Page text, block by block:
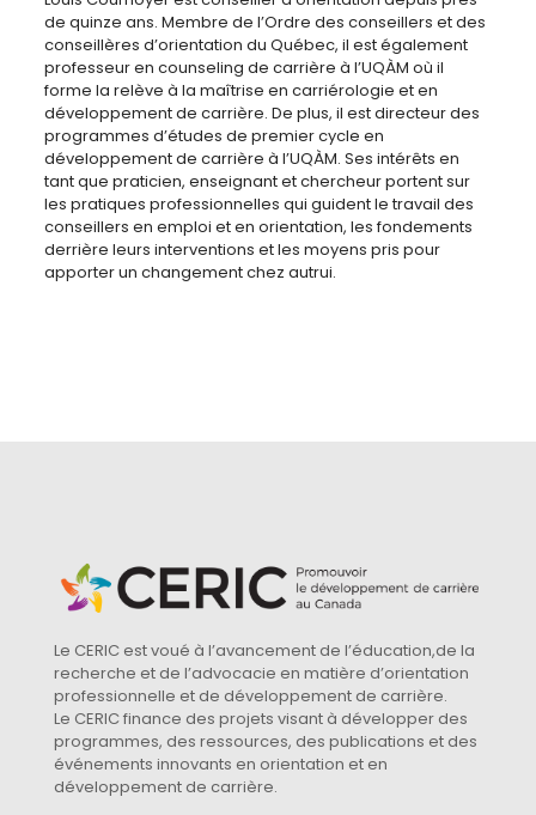
de quinze ans. Membre de l’Ordre des conseillers et des
conseillères d’orientation du Québec, il est également
professeur en counseling de carrière à l’UQÀM où il
forme la relève à la maîtrise en carriérologie et en
développement de carrière. De plus, il est directeur des
programmes d’études de premier cycle en
développement de carrière à l’UQÀM. Ses intérêts en
tant que praticien, enseignant et chercheur portent sur
les pratiques professionnelles qui guident le travail des
conseillers en emploi et en orientation, les fondements
derrière leurs interventions et les moyens pris pour
apporter un changement chez autrui.
Le CERIC est voué à l’avancement de l’éducation,de la
recherche et de l’advocacie en matière d’orientation
professionnelle et de développement de carrière.
Le CERIC finance des projets visant à développer des
programmes, des ressources, des publications et des
événements innovants en orientation et en
développement de carrière.